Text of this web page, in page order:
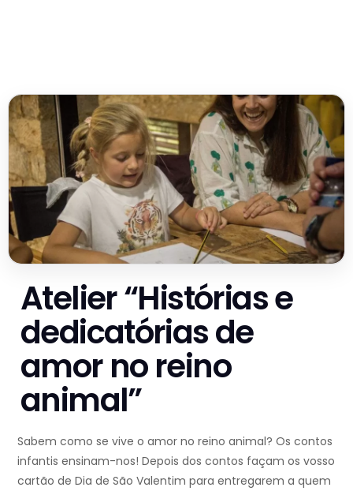
Atelier “Histórias e
dedicatórias de
amor no reino
animal”
Sabem como se vive o amor no reino animal? Os contos
infantis ensinam-nos! Depois dos contos façam os vosso
cartão de Dia de São Valentim para entregarem a quem